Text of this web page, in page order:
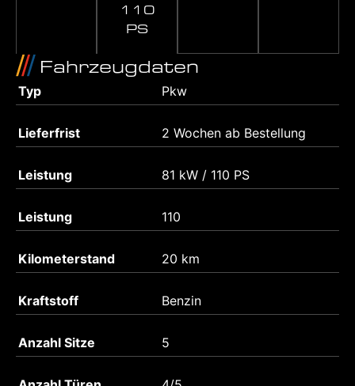
110
PS
Fahrzeugdaten
Typ Pkw
Lieferfrist 2 Wochen ab Bestellung
Leistung 81 kW / 110 PS
Leistung 110
Kilometerstand 20 km
Kraftstoff Benzin
Anzahl Sitze 5